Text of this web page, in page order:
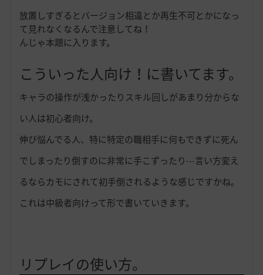
放置しすぎるとバージョン相違とか再生不可とかになっ
て見れなくなるんで注意してね！
んじゃ本題に入ります。
こういった人向け！に書いてます。
キャラの操作が浅かったりスキル回しがあまり分からな
い人は初心者向け。
伸び悩んでる人、特に特定の職相手に何もできずに死ん
でしまったり倒すのに非常に手こずったり⋯言い方変え
るならカモにされて初手倒されるような感じですかね。
これは中級者向けって形で書いていきます。
リプレイの使い方。